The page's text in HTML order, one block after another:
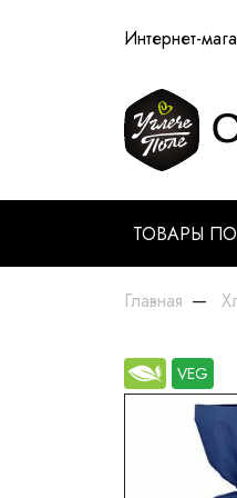
Интернет-
ТОВАРЫ
Главная
VEG